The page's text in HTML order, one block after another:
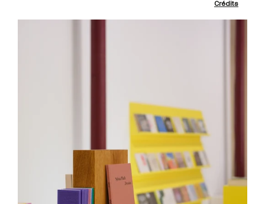
Crédits